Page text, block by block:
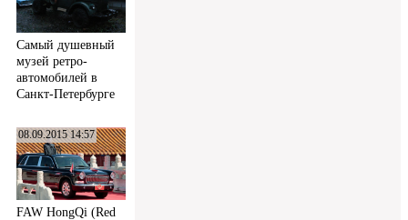
Самый душевный
музей ретро-
автомобилей в
Санкт-Петербурге
08.09.2015 14:57
FAW HongQi (Red